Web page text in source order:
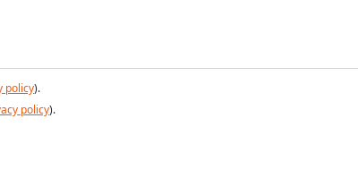
policy).
policy).